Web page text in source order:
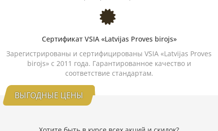
Сертификат VSIA «Latvijas Proves birojs»
Зарегистрированы и сертифицированы VSIA «Latvijas Proves
birojs» с 2011 года. Гарантированное качество и
соответствие стандартам.
ВЫГОДНЫЕ ЦЕНЫ